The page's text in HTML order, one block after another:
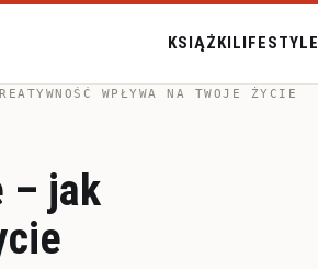
KSIĄŻKILIFESTYLE
WPŁYWA NA TWOJE ŻYCIE
– jak